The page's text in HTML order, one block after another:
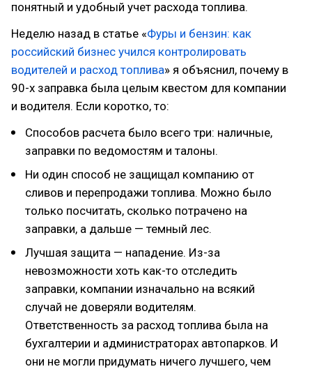
понятный и удобный учет расхода топлива.
Неделю назад в статье «Фуры и бензин: как
российский бизнес учился контролировать
водителей и расход топлива» я объяснил, почему в
90-х заправка была целым квестом для компании
и водителя. Если коротко, то:
Способов расчета было всего три: наличные,
заправки по ведомостям и талоны.
Ни один способ не защищал компанию от
сливов и перепродажи топлива. Можно было
только посчитать, сколько потрачено на
заправки, а дальше — темный лес.
Лучшая защита — нападение. Из-за
невозможности хоть как-то отследить
заправки, компании изначально на всякий
случай не доверяли водителям.
Ответственность за расход топлива была на
бухгалтерии и администраторах автопарков. И
они не могли придумать ничего лучшего, чем